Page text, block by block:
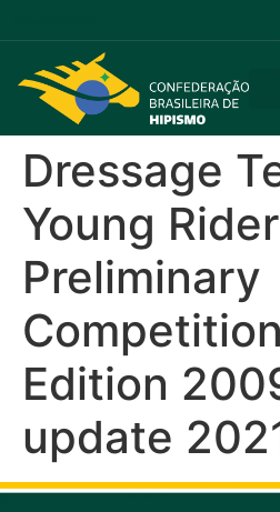
Dressage
Young
Preliminary
Edition
update